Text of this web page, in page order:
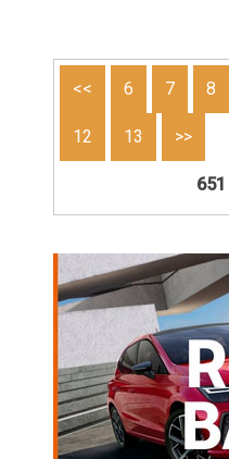
<< 6 7 8
12 13 >>
651